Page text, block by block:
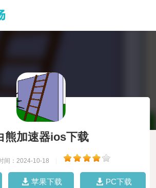
熊加速器ios下载
间：2024-10-18
苹果下载 PC下载